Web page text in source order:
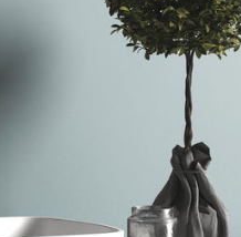
che si desidera
mercato e
che le
scegliere il